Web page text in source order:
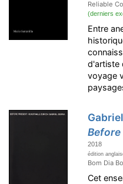
Reliable
(derniers
Entre
d'artiste
voyage
Before
2018
édition
Bom Dia
Cet